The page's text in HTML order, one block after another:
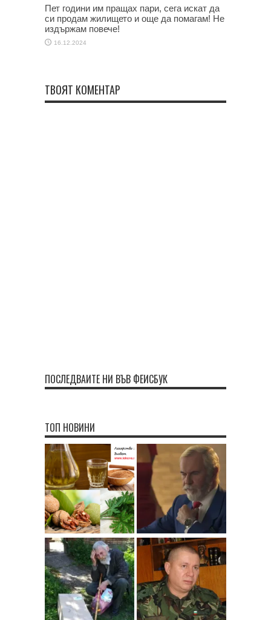
Пет години им пращах пари, сега искат да
си продам жилището и още да помагам! Не
издържам повече!
16.12.2024
ТВОЯТ КОМЕНТАР
ПОСЛЕДВАЙТЕ НИ ВЪВ ФЕЙСБУК
ТОП НОВИНИ